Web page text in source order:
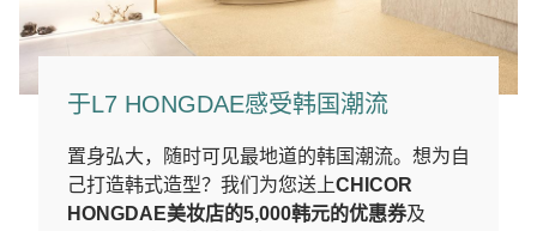
于L7 HONGDAE感受韩国潮流
置身弘大，随时可见最地道的韩国潮流。想为自
己打造韩式造型？我们为您送上CHICOR
HONGDAE美妆店的5,000韩元的优惠券及